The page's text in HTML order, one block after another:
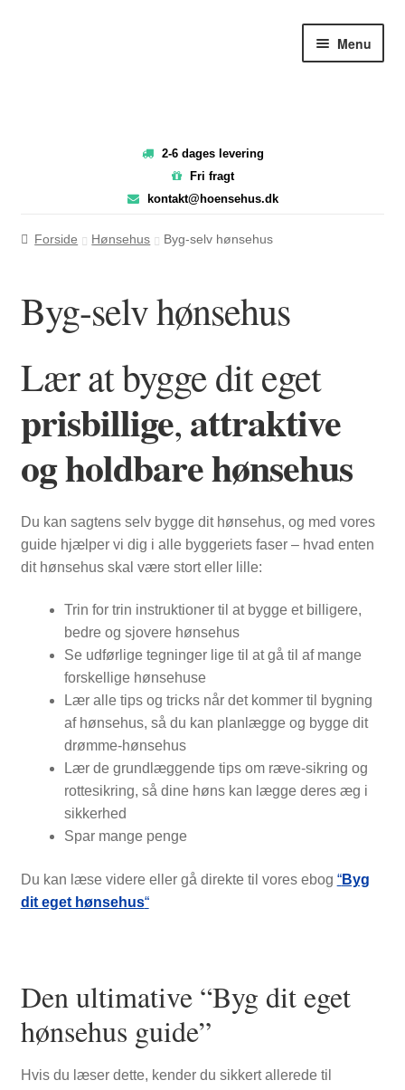
Menu
FORSIDE
NYTTIG VIDEN
2-6 dages levering
Fri fragt
kontakt@hoensehus.dk
Forside Hønsehus Byg-selv hønsehus
Byg-selv hønsehus
Lær at bygge dit eget
prisbillige,attraktive
ogholdbarehønsehus
Du kan sagtens selv bygge dit hønsehus, og med vores
guide hjælper vi dig i alle byggeriets faser – hvad enten
dit hønsehus skal være stort eller lille:
Trin for trin instruktioner til at bygge et billigere,
bedre og sjovere hønsehus
Se udførlige tegninger lige til at gå til af mange
forskellige hønsehuse
Lær alle tips og tricks når det kommer til bygning
af hønsehus, så du kan planlægge og bygge dit
drømme-hønsehus
Lær de grundlæggende tips om ræve-sikring og
rottesikring, så dine høns kan lægge deres æg i
sikkerhed
Spar mange penge
Du kan læse videre eller gå direkte til vores ebog “Byg
dit eget hønsehus“
Den ultimative “Byg dit eget
hønsehus guide”
Hvis du læser dette, kender du sikkert allerede til